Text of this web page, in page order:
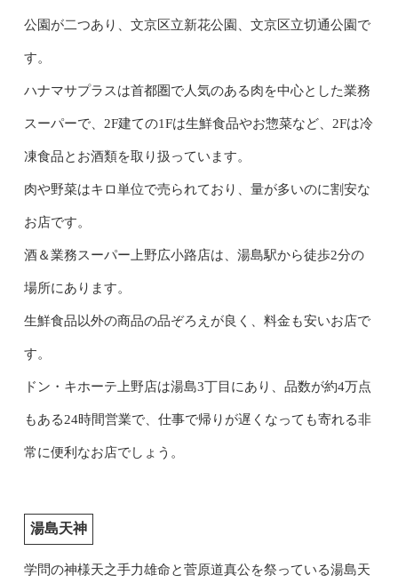
公園が二つあり、文京区立新花公園、文京区立切通公園で
す。
ハナマサプラスは首都圏で人気のある肉を中心とした業務
スーパーで、2F建ての1Fは生鮮食品やお惣菜など、2Fは冷
凍食品とお酒類を取り扱っています。
肉や野菜はキロ単位で売られており、量が多いのに割安な
お店です。
酒＆業務スーパー上野広小路店は、湯島駅から徒歩2分の
場所にあります。
生鮮食品以外の商品の品ぞろえが良く、料金も安いお店で
す。
ドン・キホーテ上野店は湯島3丁目にあり、品数が約4万点
もある24時間営業で、仕事で帰りが遅くなっても寄れる非
常に便利なお店でしょう。
湯島天神
学問の神様天之手力雄命と菅原道真公を祭っている湯島天